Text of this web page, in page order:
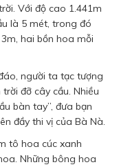
Với độ cao 1.441m
là 5 mét, trong đó
hai bồn hoa mỗi
người ta tạc tượng
đỡ cây cầu. Nhiều
bàn tay”, đưa bạn
đầy thi vị của Bà Nà.
tô hoa cúc xanh
Những bông hoa